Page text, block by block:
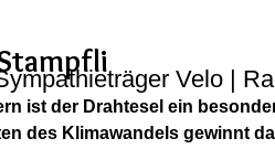
Velo |
ist der Drahtesel ein
des Klimawandels gewinnt